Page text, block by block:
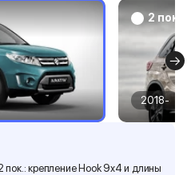
2 пок.
2018-
пок.: крепление Hook 9x4 и длины